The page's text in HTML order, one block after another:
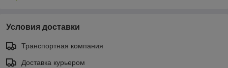
Условия доставки
Транспортная компания
Доставка курьером